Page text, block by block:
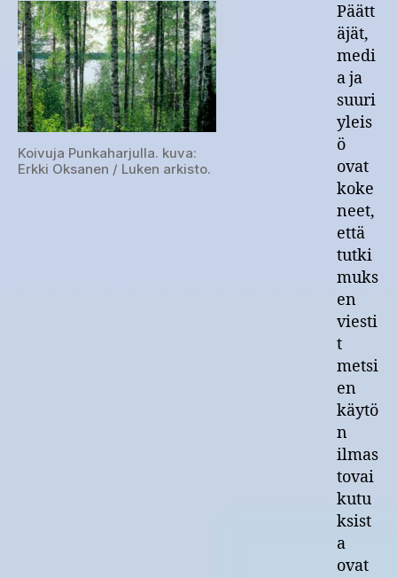
ilmastovaikutuksista
Koivuja Punkaharjulla. kuva:
Erkki Oksanen / Luken arkisto.
Päätt
äjät,
medi
a ja
suuri
yleis
ö
ovat
koke
neet,
että
tutki
muks
en
viesti
t
metsi
en
käytö
n
ilmas
tovai
kutu
ksist
a
ovat